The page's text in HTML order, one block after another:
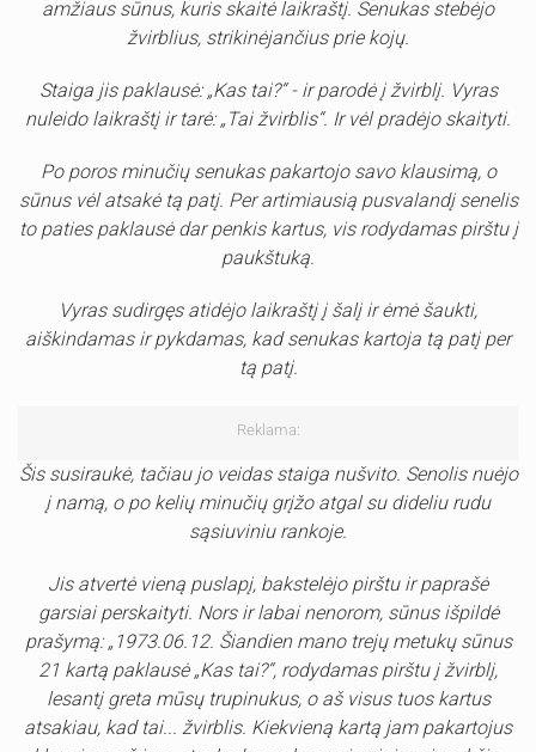
amžiaus sūnus, kuris skaitė laikraštį. Senukas stebėjo
žvirblius, strikinėjančius prie kojų.
Staiga jis paklausė: „Kas tai?“ - ir parodė į žvirblį. Vyras
nuleido laikraštį ir tarė: „Tai žvirblis“. Ir vėl pradėjo skaityti.
Po poros minučių senukas pakartojo savo klausimą, o
sūnus vėl atsakė tą patį. Per artimiausią pusvalandį senelis
to paties paklausė dar penkis kartus, vis rodydamas pirštu į
paukštuką.
Vyras sudirgęs atidėjo laikraštį į šalį ir ėmė šaukti,
aiškindamas ir pykdamas, kad senukas kartoja tą patį per
tą patį.
Reklama:
Šis susiraukė, tačiau jo veidas staiga nušvito. Senolis nuėjo
į namą, o po kelių minučių grįžo atgal su dideliu rudu
sąsiuviniu rankoje.
Jis atvertė vieną puslapį, bakstelėjo pirštu ir paprašė
garsiai perskaityti. Nors ir labai nenorom, sūnus išpildė
prašymą: „1973.06.12. Šiandien mano trejų metukų sūnus
21 kartą paklausė „Kas tai?“, rodydamas pirštu į žvirblį,
lesantį greta mūsų trupinukus, o aš visus tuos kartus
atsakiau, kad tai... žvirblis. Kiekvieną kartą jam pakartojus